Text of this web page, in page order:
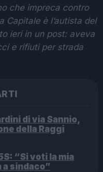
che impreca contro
Capitale è l’autista del
ieri in un post: aveva
e rifiuti per strada
di via Sannio,
della Raggi
“Si voti la mia
sindaco”